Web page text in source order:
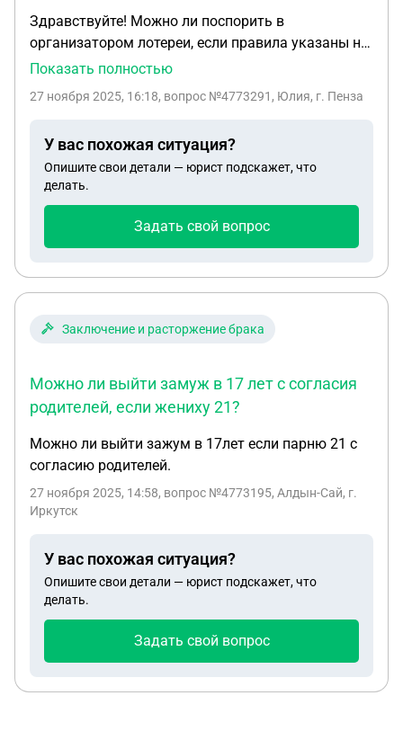
Здравствуйте! Можно ли поспорить в
организатором лотереи, если правила указаны не
совсем корректно? «Если в разных игровых окнах
символов, вы выиграли приз, указанный в
мнению. Не указано, что одинаковые символы
тоже должны соответствовать таблице, а по
факту оказывается так.
Показать полностью
27 ноября 2025, 16:18, вопрос №4773291, Юлия, г. Пенза
У вас похожая ситуация?
Опишите свои детали — юрист подскажет, что
делать.
Задать свой вопрос
Заключение и расторжение брака
Можно ли выйти замуж в 17 лет с согласия
родителей, если жениху 21?
Можно ли выйти зажум в 17лет если парню 21 с
согласию родителей.
27 ноября 2025, 14:58, вопрос №4773195, Алдын-Сай, г.
Иркутск
У вас похожая ситуация?
Опишите свои детали — юрист подскажет, что
делать.
Задать свой вопрос